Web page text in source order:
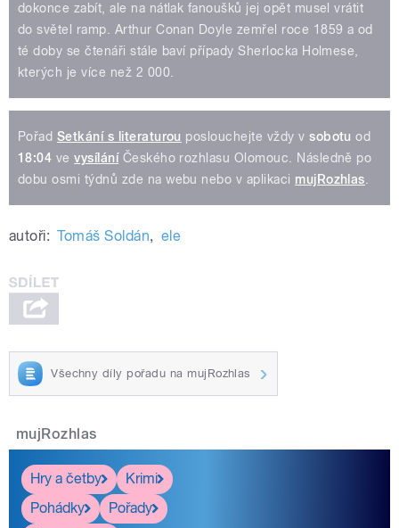
dokonce zabít, ale na nátlak fanoušků jej opět musel vrátit
do světel ramp. Arthur Conan Doyle zemřel roce 1859 a od
té doby se čtenáři stále baví případy Sherlocka Holmese,
kterých je více než 2 000.
Pořad Setkání s literaturou poslouchejte vždy vsobotu od
18:04 vevysíláníČeského rozhlasu Olomouc. Následně po
dobu osmi týdnů zde na webu nebo v aplikaci mujRozhlas
autoři: Tomáš Soldán, ele
Všechny díly pořadu na mujRozhlas
mujRozhlas
Hry a četby
Krimi
Pohádky
Pořady